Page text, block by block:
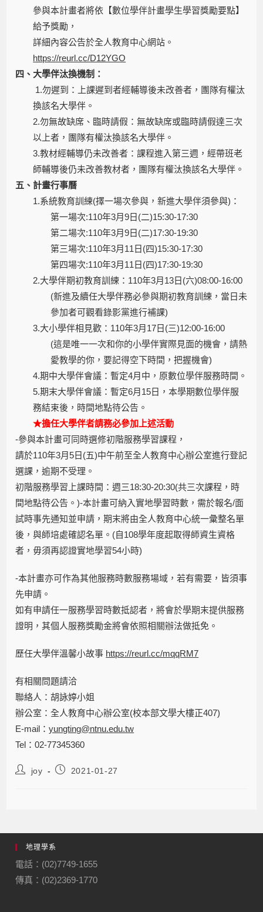
參與本計畫者將依【數位學伴計畫學生學習獎勵要點】
給予獎勵，
詳細內容公告於全人教育中心網站。
https://reurl.cc/D12YGO
四、大學伴汰換機制：
1.勿遲到：上課遲到者經輔導後未改善者，團隊有權汰
換該名大學伴。
2.勿無故缺席、臨時請假：無故缺席或臨時請假達三次
以上者，團隊有權汰換該名大學伴。
3.教材經輔導仍未改善者：課程進入第三週，經帶班老
師輔導後仍未改善教材者，團隊有權汰換該名大學伴。
五、計畫行事曆
1.系統教育訓練(擇一場次參與，新進大學伴須參與)：
第一場次:110年3月9日(二)15:30-17:30
第二場次:110年3月9日(二)17:30-19:30
第三場次:110年3月11日(四)15:30-17:30
第四場次:110年3月11日(四)17:30-19:30
2.大學伴期初教育訓練：110年3月13日(六)08:00-16:00
(新進及續任大學伴務必參與期初教育訓練，當日未
參加者可觀看錄影黨進行補課)
3.大小學伴相見歡：110年3月17日(三)12:00-16:00
(這是唯一一次和你的小學伴實際見面的機會，請熱
愛教學的你，要記得空下時間，把握機會)
4.期中大學伴會議：暫定4月中，原數位學伴服務時間。
5.期末大學伴會議：暫定6月15日，本學期數位學伴服
務結束後，時間地點待公告。
★擔任大學伴者請務必參加上述活動
-參與本計畫可同時選修初階服務學習課程，
請於110年3月5日(五)中午前至全人教育中心辦公室進行登記
選課，逾期不受理。
初階服務學習上課時間：週三18:30-20:30(共三次課程，時
間地點待公告。)-本計畫可納入實地學習時數，需於報名/面
試時事先通知並申請，期末將由全人教育中心統一彙整名單
後，與師培處確認名單。(自108學年度起取得師資生資格
者，毋須再認證實地學習54小時)
-本計畫亦可作為其他服務時數服務場域，若有需要，皆須事
先申請。
如有申請任一服務學習時數抵認者，將會於學期末提供服務
證明，其個人服務獎勵金將會依照相關辦法做抵免。
歷任大學伴溫馨小故事 https://reurl.cc/mqqRM7
有相關問題請洽
聯絡人：胡詠婷小姐
辦公室：全人教育中心辦公室(校本部文學大樓正407)
E-mail：yungting@ntnu.edu.tw
Tel：02-77345360
joy 2021-01-27
地理學系
電話：(02)7749-1655
傳真：(02)2369-1770